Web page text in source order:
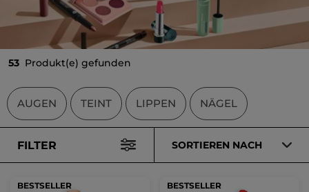
53 Produkt(e) gefunden
AUGEN TEINT LIPPEN NÄGEL
FILTER SORTIEREN NACH
BESTSELLER BESTSELLER